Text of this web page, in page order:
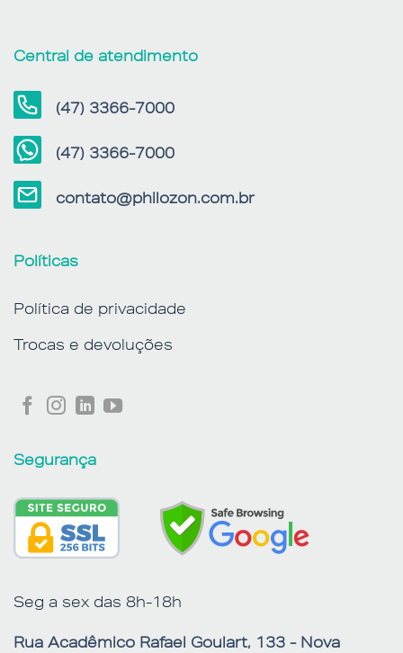
Central de atendimento
(47) 3366-7000
(47) 3366-7000
contato@philozon.com.br
Políticas
Política de privacidade
Trocas e devoluções
Segurança
Seg a sex das 8h-18h
Rua Acadêmico Rafael Goulart, 133 - Nova